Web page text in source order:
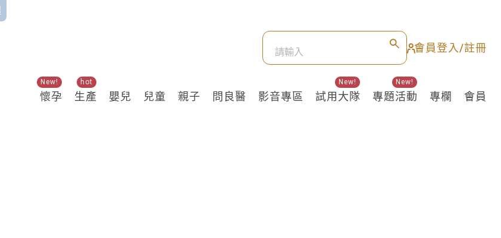
會員登入/註冊
懷孕
New!
生產
hot
嬰兒 兒童 親子 問良醫 影音專區 試用大隊
New!
專題活動
New!
專欄 會員
關鍵熱搜